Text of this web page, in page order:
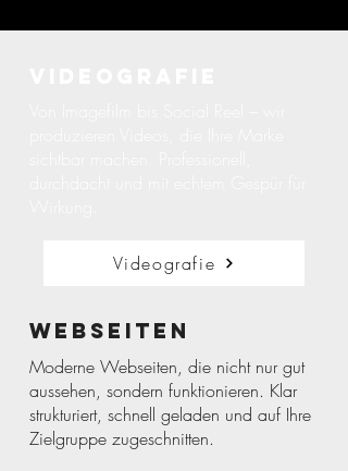
Videografie
Webseiten
Moderne Webseiten, die nicht nur gut
aussehen, sondern funktionieren. Klar
strukturiert, schnell geladen und auf Ihre
Zielgruppe zugeschnitten.